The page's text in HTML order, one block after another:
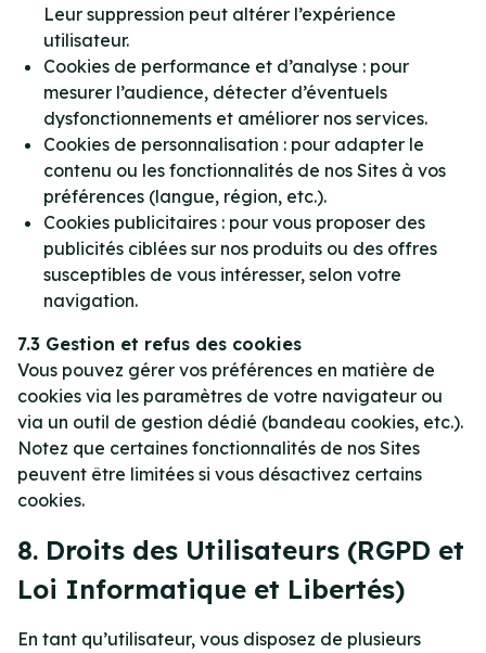
Leur suppression peut altérer l’expérience
utilisateur.
Cookies de performance et d’analyse : pour
mesurer l’audience, détecter d’éventuels
dysfonctionnements et améliorer nos services.
Cookies de personnalisation : pour adapter le
contenu ou les fonctionnalités de nos Sites à vos
préférences (langue, région, etc.).
Cookies publicitaires : pour vous proposer des
publicités ciblées sur nos produits ou des offres
susceptibles de vous intéresser, selon votre
navigation.
7.3 Gestion et refus des cookies
Vous pouvez gérer vos préférences en matière de
cookies via les paramètres de votre navigateur ou
via un outil de gestion dédié (bandeau cookies, etc.).
Notez que certaines fonctionnalités de nos Sites
peuvent être limitées si vous désactivez certains
cookies.
8. Droits des Utilisateurs (RGPD et
Loi Informatique et Libertés)
En tant qu’utilisateur, vous disposez de plusieurs